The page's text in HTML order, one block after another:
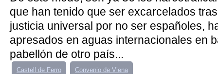
que han tenido que ser excarcelados
justicia universal por no ser españoles,
apresados en aguas internacionales en
pabellón de otro país...
Castell de Ferro Convenio de Viena